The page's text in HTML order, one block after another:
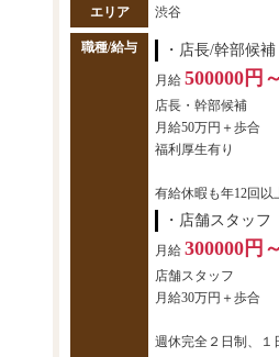
エリア 渋谷
職種/給与 ・店長/幹部候補
月給 500000円～
店長・幹部候補
月給50万円＋歩合
福利厚生有り
有給休暇も年12回以
・店舗スタッフ
月給 300000円～
店舗スタッフ
月給30万円＋歩合
週休完全２日制、１